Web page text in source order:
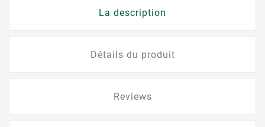
La description
Détails du produit
Reviews